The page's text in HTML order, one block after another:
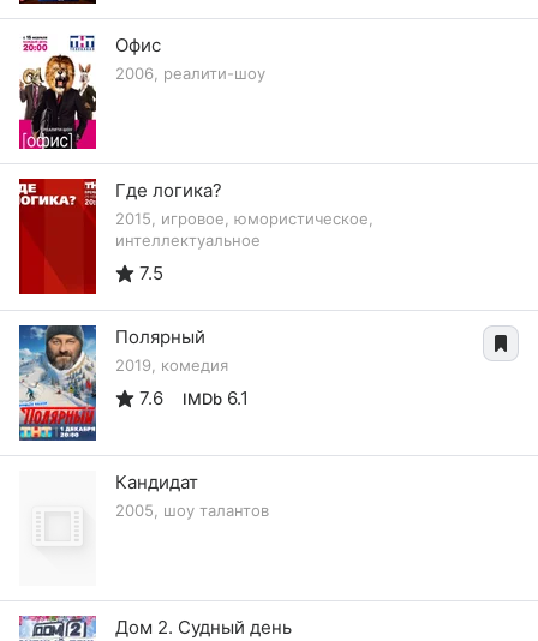
Офис
2006, реалити-шоу
Где логика?
2015, игровое, юмористическое,
интеллектуальное
7.5
Полярный
2019, комедия
7.6 IMDb 6.1
Кандидат
2005, шоу талантов
Дом 2. Судный день